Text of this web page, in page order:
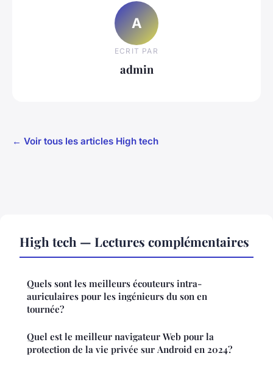
A
ECRIT PAR
admin
← Voir tous les articles High tech
High tech — Lectures complémentaires
Quels sont les meilleurs écouteurs intra-
auriculaires pour les ingénieurs du son en
tournée?
Quel est le meilleur navigateur Web pour la
protection de la vie privée sur Android en 2024?